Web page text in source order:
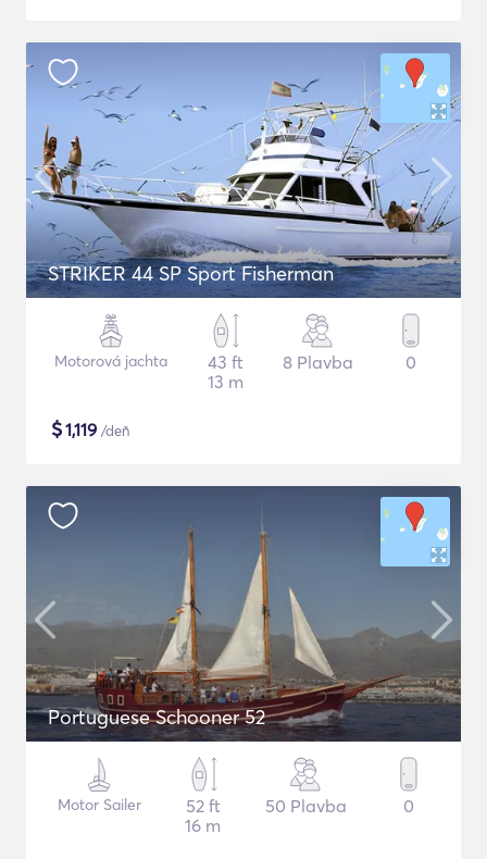
STRIKER 44 SP Sport Fisherman
Motorová jachta
43 ft
13 m
8 Plavba 0
$1,119 /deň
Portuguese Schooner 52
Motor Sailer
52 ft
16 m
50 Plavba 0